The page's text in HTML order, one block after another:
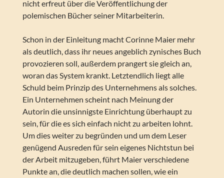
nicht erfreut über die Veröffentlichung der
polemischen Bücher seiner Mitarbeiterin.
Schon in der Einleitung macht Corinne Maier mehr
als deutlich, dass ihr neues angeblich zynisches Buch
provozieren soll, außerdem prangert sie gleich an,
woran das System krankt. Letztendlich liegt alle
Schuld beim Prinzip des Unternehmens als solches.
Ein Unternehmen scheint nach Meinung der
Autorin die unsinnigste Einrichtung überhaupt zu
sein, für die es sich einfach nicht zu arbeiten lohnt.
Um dies weiter zu begründen und um dem Leser
genügend Ausreden für sein eigenes Nichtstun bei
der Arbeit mitzugeben, führt Maier verschiedene
Punkte an, die deutlich machen sollen, wie ein